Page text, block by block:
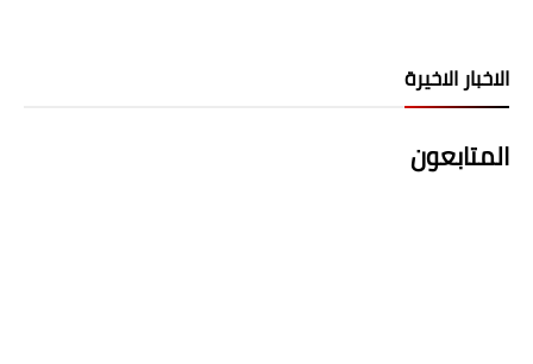
الاخبار الاخيرة
المتابعون